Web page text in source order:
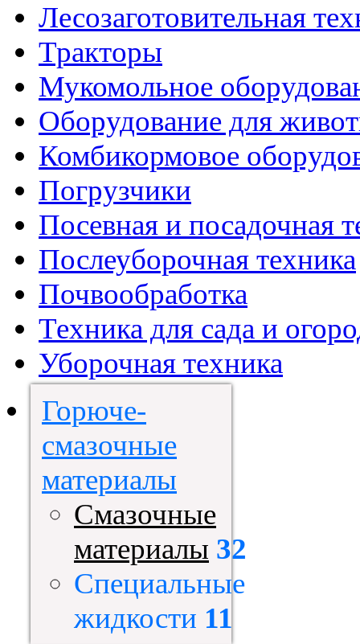
Лесозаготовительная
Тракторы
Мукомольное
Оборудование для
Комбикормовое
Погрузчики
Посевная и посадочная
Послеуборочная техника
Почвообработка
Техника для сада и
Уборочная техника
Горюче-
смазочные
материалы
Смазочные
материалы 32
Специальные
жидкости 11